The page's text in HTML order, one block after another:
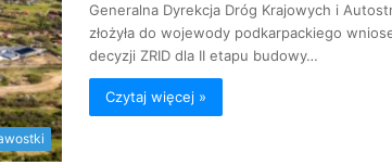
Generalna Dyrekcja Dróg Krajowych i
złożyła do wojewody podkarpackiego
decyzji ZRID dla II etapu budowy…
Czytaj więcej »